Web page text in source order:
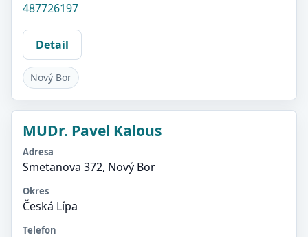
487726197
Detail
Nový Bor
MUDr. Pavel Kalous
Adresa
Smetanova 372, Nový Bor
Okres
Česká Lípa
Telefon